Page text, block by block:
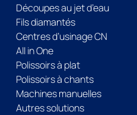
Découpes au jet d’eau
Fils diamantés
Centres d’usinage CN
All in One
Polissoirs à plat
Polissoirs à chants
Machines manuelles
Autres solutions